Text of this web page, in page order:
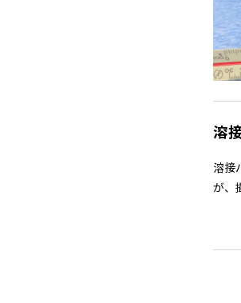
溶
溶接
が、